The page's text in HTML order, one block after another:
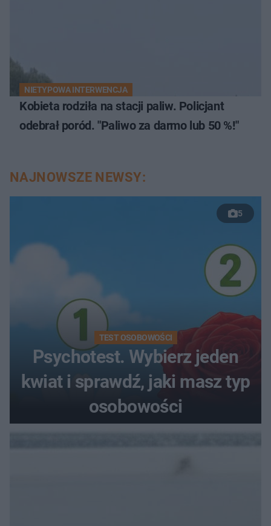
NIETYPOWA INTERWENCJA
Kobieta rodziła na stacji paliw. Policjant
odebrał poród. "Paliwo za darmo lub 50 %!"
NAJNOWSZE NEWSY:
5
TEST OSOBOWOŚCI
Psychotest. Wybierz jeden
kwiat i sprawdź, jaki masz typ
osobowości